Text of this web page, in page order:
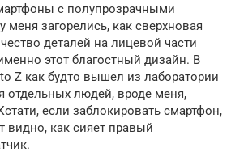
с полупрозрачными
меня загорелись, как сверхновая
деталей на лицевой части
этот благостный дизайн. В
Z как будто вышел из лаборатории
отдельных людей, вроде меня,
если заблокировать смартфон,
видно, как сияет правый